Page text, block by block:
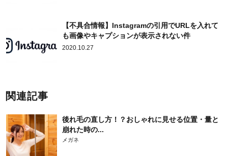
【不具合情報】Instagramの引用でURLを入れて
も画像やキャプションが表示されない件
2020.10.27
関連記事
後れ毛の直し方！？おしゃれに見せる位置・量と
崩れた時の...
メガネ